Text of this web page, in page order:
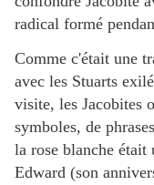
radical formé
Comme c'était une
avec les Stuarts
visite, les Jacobites
symboles, de
la rose blanche était
Edward (son